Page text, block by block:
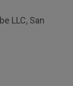
LLC, San